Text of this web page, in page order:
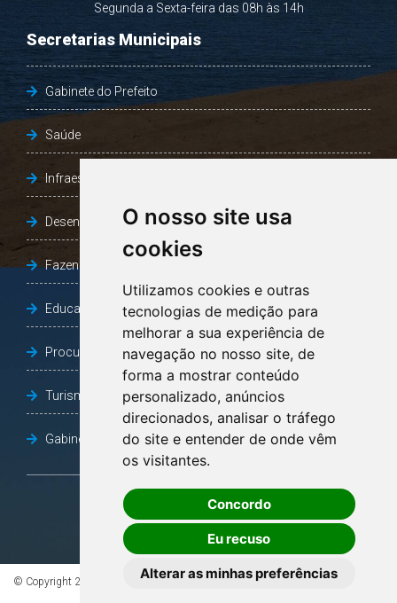
O nosso site usa
cookies
Utilizamos cookies e outras
tecnologias de medição para
melhorar a sua experiência de
navegação no nosso site, de
forma a mostrar conteúdo
personalizado, anúncios
direcionados, analisar o tráfego
do site e entender de onde vêm
os visitantes.
Concordo
Eu recuso
Alterar as minhas preferências
Segunda a Sexta-feira das 08h às 14h
Secretarias Municipais
Gabinete do Prefeito
Saúde
Infraestrutura, Agricultura e Meio Ambiente
Desenvolvimento Social
Fazenda e Desenvolvimento Econômico
Educação
Procuradoria Geral do Município
Turismo, Desporto e Cultura
Gabinete Vice-Prefeito
OUVIDORIA
© Copyright 2026 - Todos os direitos reservados à Prefeitura de